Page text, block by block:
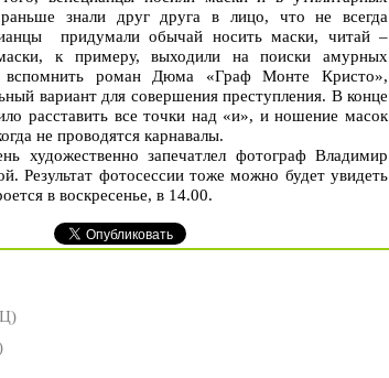
знали друг друга в лицо, что не всегда
придумали обычай носить маски, читай –
к примеру, выходили на поиски амурных
вспомнить роман Дюма «Граф Монте Кристо»,
вариант для совершения преступления. В конце
расставить все точки над «и», и ношение масок
не проводятся карнавалы.
художественно запечатлел фотограф Владимир
фотосессии тоже можно будет увидеть
в воскресенье, в 14.00.